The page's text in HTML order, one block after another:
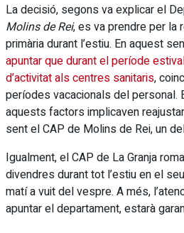
La decisió, segons va explicar el
Molins de Rei, es va prendre per la
primària durant l’estiu. En aquest
apuntar que durant el període
d’activitat als centres sanitaris,
períodes vacacionals del personal.
aquests factors implicaven
sent el CAP de Molins de Rei, un
Igualment, el CAP de La Granja
divendres durant tot l’estiu en el
matí a vuit del vespre. A més,
apuntar el departament, estarà